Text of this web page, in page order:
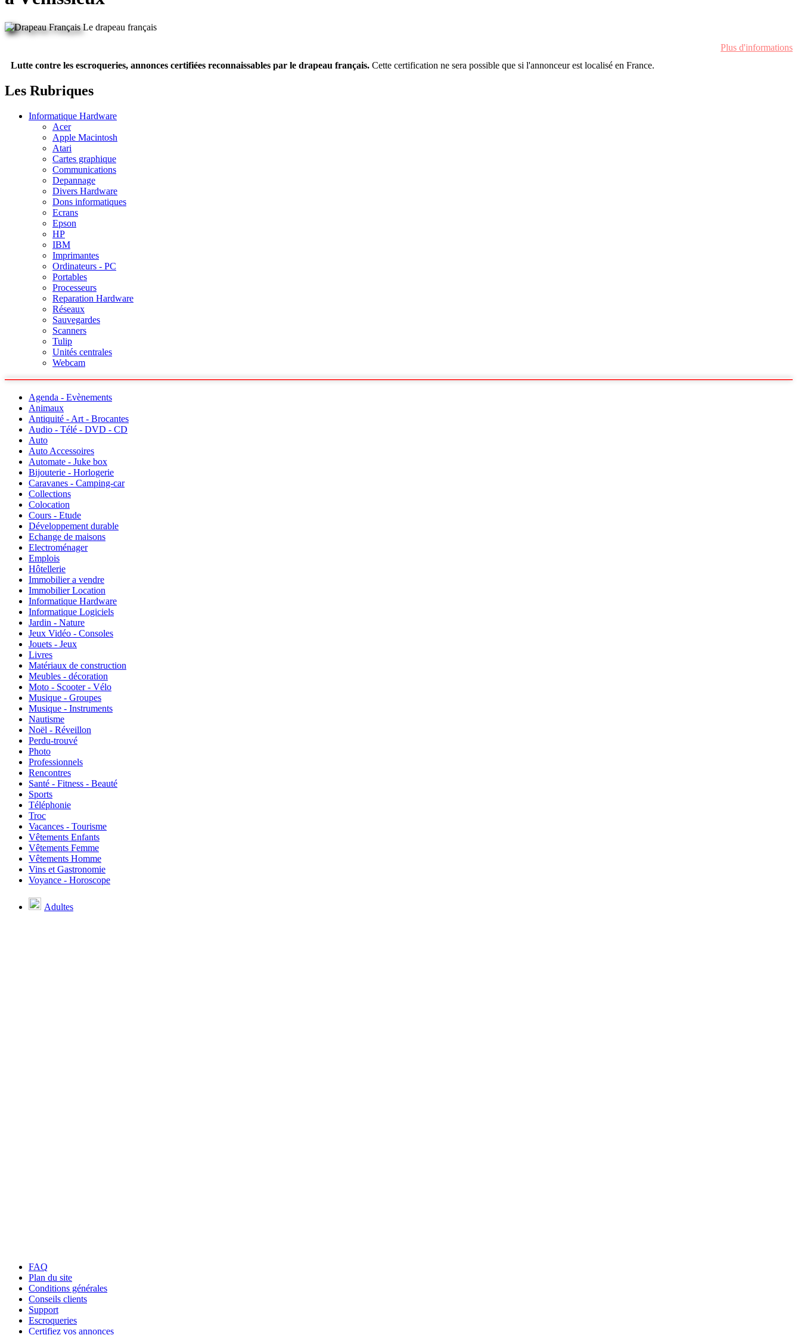
Le drapeau français
Plus d'informations
Lutte contre les escroqueries, annonces certifiées reconnaissables par le drapeau français. Cette certification ne sera possible que si l'annonceur est localisé en France.
Les Rubriques
Informatique Hardware
Acer
Apple Macintosh
Atari
Cartes graphique
Communications
Depannage
Divers Hardware
Dons informatiques
Ecrans
Epson
HP
IBM
Imprimantes
Ordinateurs - PC
Portables
Processeurs
Reparation Hardware
Réseaux
Sauvegardes
Scanners
Tulip
Unités centrales
Webcam
Agenda - Evènements
Animaux
Antiquité - Art - Brocantes
Audio - Télé - DVD - CD
Auto
Auto Accessoires
Automate - Juke box
Bijouterie - Horlogerie
Caravanes - Camping-car
Collections
Colocation
Cours - Etude
Développement durable
Echange de maisons
Electroménager
Emplois
Hôtellerie
Immobilier a vendre
Immobilier Location
Informatique Hardware
Informatique Logiciels
Jardin - Nature
Jeux Vidéo - Consoles
Jouets - Jeux
Livres
Matériaux de construction
Meubles - décoration
Moto - Scooter - Vélo
Musique - Groupes
Musique - Instruments
Nautisme
Noël - Réveillon
Perdu-trouvé
Photo
Professionnels
Rencontres
Santé - Fitness - Beauté
Sports
Téléphonie
Troc
Vacances - Tourisme
Vêtements Enfants
Vêtements Femme
Vêtements Homme
Vins et Gastronomie
Voyance - Horoscope
Adultes
FAQ
Plan du site
Conditions générales
Conseils clients
Support
Escroqueries
Certifiez vos annonces